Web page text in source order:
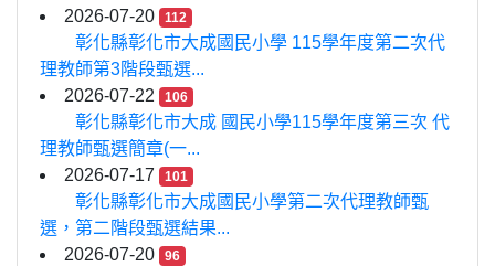
2026-07-20
112
彰化縣彰化市大成國民小學 115學年度第二次代
理教師第3階段甄選...
2026-07-22
106
彰化縣彰化市大成 國民小學115學年度第三次 代
理教師甄選簡章(一...
2026-07-17
101
彰化縣彰化市大成國民小學第二次代理教師甄
選，第二階段甄選結果...
2026-07-20
96